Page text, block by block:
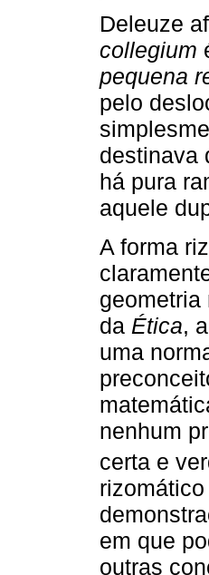
Deleuze
collegium
pequena
pelo
destinava
há pura
aquele
A forma
geometria
da Ética,
uma
nenhum
certa e
em que
outras